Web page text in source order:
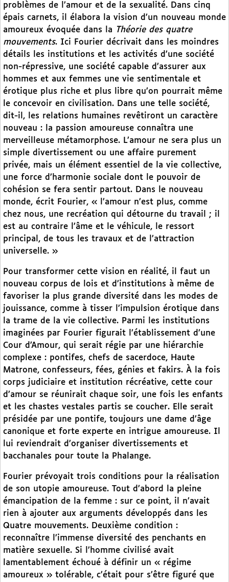
problèmes de l’amour et de la sexualité. Dans cinq
épais carnets, il élabora la vision d’un nouveau monde
amoureux évoquée dans la Théorie des quatre
mouvements. Ici Fourier décrivait dans les moindres
détails les institutions et les activités d’une société
non-répressive, une société capable d’assurer aux
hommes et aux femmes une vie sentimentale et
érotique plus riche et plus libre qu’on pourrait même
le concevoir en civilisation. Dans une telle société,
dit-il, les relations humaines revêtiront un caractère
nouveau : la passion amoureuse connaîtra une
merveilleuse métamorphose. L’amour ne sera plus un
simple divertissement ou une affaire purement
privée, mais un élément essentiel de la vie collective,
une force d’harmonie sociale dont le pouvoir de
cohésion se fera sentir partout. Dans le nouveau
monde, écrit Fourier, « l’amour n’est plus, comme
chez nous, une recréation qui détourne du travail ; il
est au contraire l’âme et le véhicule, le ressort
principal, de tous les travaux et de l’attraction
universelle. »
Pour transformer cette vision en réalité, il faut un
nouveau corpus de lois et d’institutions à même de
favoriser la plus grande diversité dans les modes de
jouissance, comme à tisser l’impulsion érotique dans
la trame de la vie collective. Parmi les institutions
imaginées par Fourier figurait l’établissement d’une
Cour d’Amour, qui serait régie par une hiérarchie
complexe : pontifes, chefs de sacerdoce, Haute
Matrone, confesseurs, fées, génies et fakirs. À la fois
corps judiciaire et institution récréative, cette cour
d’amour se réunirait chaque soir, une fois les enfants
et les chastes vestales partis se coucher. Elle serait
présidée par une pontife, toujours une dame d’âge
canonique et forte experte en intrigue amoureuse. Il
lui reviendrait d’organiser divertissements et
bacchanales pour toute la Phalange.
Fourier prévoyait trois conditions pour la réalisation
de son utopie amoureuse. Tout d’abord la pleine
émancipation de la femme : sur ce point, il n’avait
rien à ajouter aux arguments développés dans les
Quatre mouvements. Deuxième condition :
reconnaître l’immense diversité des penchants en
matière sexuelle. Si l’homme civilisé avait
lamentablement échoué à définir un « régime
amoureux » tolérable, c’était pour s’être figuré que